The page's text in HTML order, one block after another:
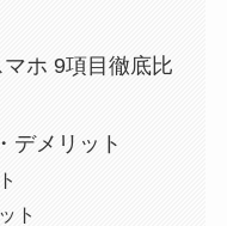
ホ 9項目徹底比
デメリット
ト